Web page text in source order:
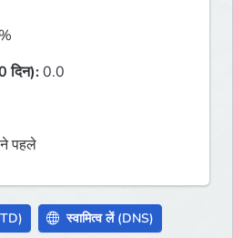
दिन):0.0
पहले
स्वामित्व लें (DNS)